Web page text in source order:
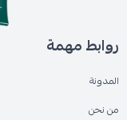
روابط مهمة
المدونة
من نحن